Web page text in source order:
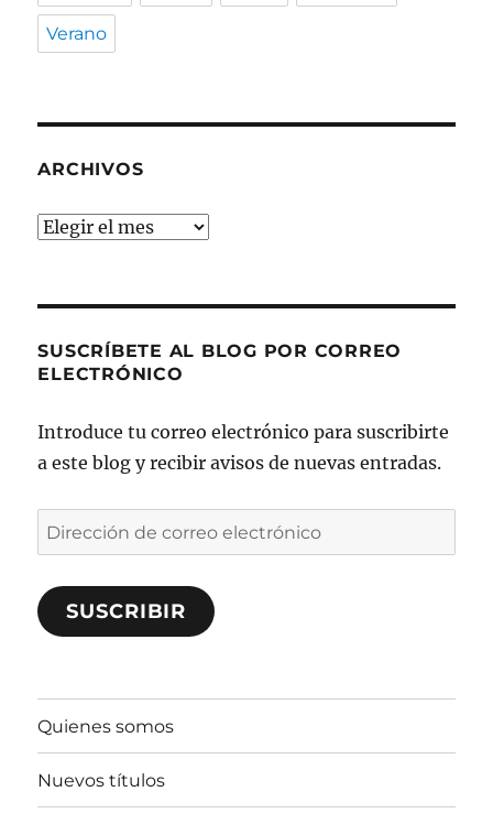
Verano
ARCHIVOS
Archivos
SUSCRÍBETE AL BLOG POR CORREO
ELECTRÓNICO
Introduce tu correo electrónico para suscribirte
a este blog y recibir avisos de nuevas entradas.
Dirección
de
correo
electrónico
SUSCRIBIR
Quienes somos
Nuevos títulos